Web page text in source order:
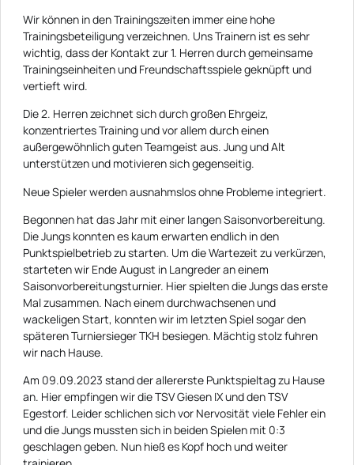
Wir können in den Trainingszeiten immer eine hohe
Trainingsbeteiligung verzeichnen. Uns Trainern ist es sehr
wichtig, dass der Kontakt zur 1. Herren durch gemeinsame
Trainingseinheiten und Freundschaftsspiele geknüpft und
vertieft wird.
Die 2. Herren zeichnet sich durch großen Ehrgeiz,
konzentriertes Training und vor allem durch einen
außergewöhnlich guten Teamgeist aus. Jung und Alt
unterstützen und motivieren sich gegenseitig.
Neue Spieler werden ausnahmslos ohne Probleme integriert.
Begonnen hat das Jahr mit einer langen Saisonvorbereitung.
Die Jungs konnten es kaum erwarten endlich in den
Punktspielbetrieb zu starten. Um die Wartezeit zu verkürzen,
starteten wir Ende August in Langreder an einem
Saisonvorbereitungsturnier. Hier spielten die Jungs das erste
Mal zusammen. Nach einem durchwachsenen und
wackeligen Start, konnten wir im letzten Spiel sogar den
späteren Turniersieger TKH besiegen. Mächtig stolz fuhren
wir nach Hause.
Am 09.09.2023 stand der allererste Punktspieltag zu Hause
an. Hier empfingen wir die TSV Giesen IX und den TSV
Egestorf. Leider schlichen sich vor Nervosität viele Fehler ein
und die Jungs mussten sich in beiden Spielen mit 0:3
geschlagen geben. Nun hieß es Kopf hoch und weiter